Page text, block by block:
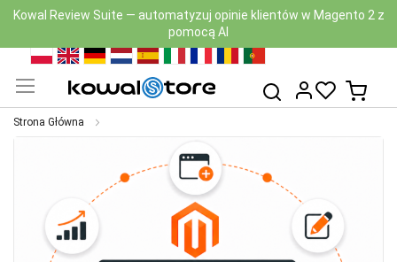
Kowal Review Suite — automatyzuj opinie klientów w Magento 2 z
pomocą AI
Przejdź
treści
PL EN DE NL ES IT FR RO
PT
Szukaj
Mój
Strona Główna